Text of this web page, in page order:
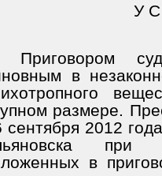
У
Приговором
в
размере.
сентября 2012
при
в